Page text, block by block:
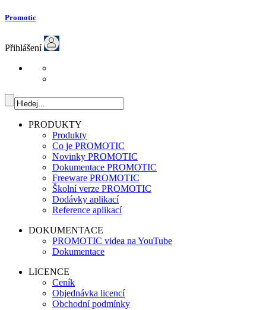
Promotic
Přihlášení
PRODUKTY
Produkty
Co je PROMOTIC
Novinky PROMOTIC
Dokumentace PROMOTIC
Freeware PROMOTIC
Školní verze PROMOTIC
Dodávky aplikací
Reference aplikací
DOKUMENTACE
PROMOTIC videa na YouTube
Dokumentace
LICENCE
Ceník
Objednávka licencí
Obchodní podmínky